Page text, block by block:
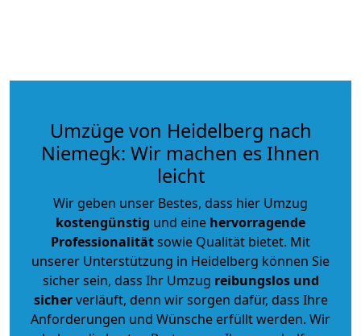
Umzüge von Heidelberg nach
Niemegk: Wir machen es Ihnen
leicht
Wir geben unser Bestes, dass hier Umzug
kostengünstig und eine hervorragende
Professionalitätsowie Qualität bietet. Mit
unserer Unterstützung in Heidelberg können Sie
sicher sein, dass Ihr Umzug reibungslos und
sicherverläuft, denn wir sorgen dafür, dass Ihre
Anforderungen und Wünsche erfüllt werden. Wir